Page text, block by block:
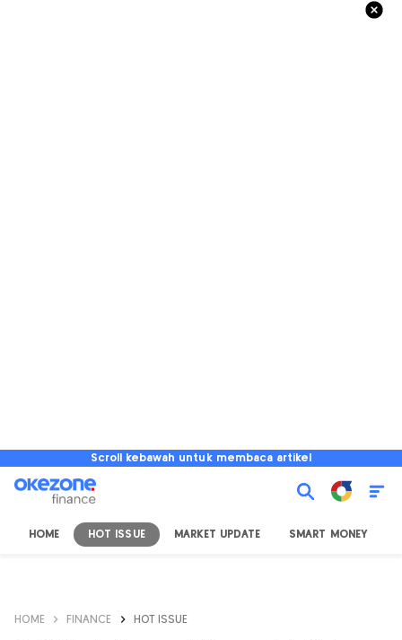
Scroll kebawah untuk membaca artikel
HOME HOT ISSUE MARKET UPDATE SMART MONEY
HOME FINANCE HOT ISSUE